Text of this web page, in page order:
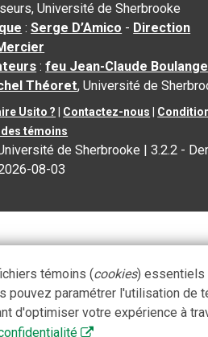
Université de Sherbrooke
:Serge D’Amico - Direction
:feu Jean-Claude
Théoret, Université de
Usito ? Contactez-nous
témoins
de Sherbrooke |3.2.2 -
08-03
témoins (cookies) essentiels
pouvez paramétrer l'utilisation de
d'optimiser votre expérience à